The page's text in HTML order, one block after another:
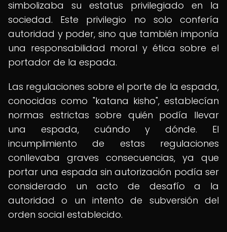
simbolizaba su estatus privilegiado en la
sociedad. Este privilegio no solo confería
autoridad y poder, sino que también imponía
una responsabilidad moral y ética sobre el
portador de la espada.
Las regulaciones sobre el porte de la espada,
conocidas como "katana kisho", establecían
normas estrictas sobre quién podía llevar
una espada, cuándo y dónde. El
incumplimiento de estas regulaciones
conllevaba graves consecuencias, ya que
portar una espada sin autorización podía ser
considerado un acto de desafío a la
autoridad o un intento de subversión del
orden social establecido.